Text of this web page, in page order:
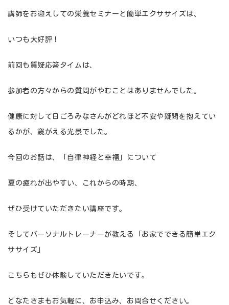
講師をお迎えしての栄養セミナーと簡単エクササイズは、
いつも大好評！
前回も質疑応答タイムは、
参加者の方々からの質問がやむことはありませんでした。
健康に対して日ごろみなさんがどれほど不安や疑問を抱えてい
るかが、窺がえる光景でした。
今回のお話は、「自律神経と幸福」について
夏の疲れが出やすい、これからの時期、
ぜひ受けていただきたい講座です。
そしてパーソナルトレーナーが教える「お家でできる簡単エク
ササイズ」
こちらもぜひ体験していただきたいです。
どなたさまもお気軽に、お申込み、お問合せください。